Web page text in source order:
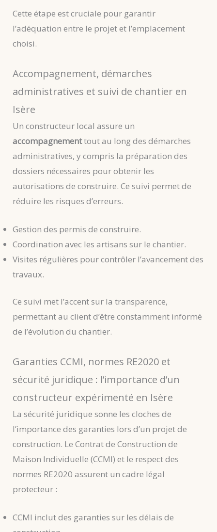
Cette étape est cruciale pour garantir
l’adéquation entre le projet et l’emplacement
choisi.
Accompagnement, démarches
administratives et suivi de chantier en
Isère
Un constructeur local assure un
accompagnementtout au long des démarches
administratives, y compris la préparation des
dossiers nécessaires pour obtenir les
autorisations de construire. Ce suivi permet de
réduire les risques d’erreurs.
Gestion des permis de construire.
Coordination avec les artisans sur le chantier.
Visites régulières pour contrôler l’avancement des
travaux.
Ce suivi met l’accent sur la transparence,
permettant au client d’être constamment informé
de l’évolution du chantier.
Garanties CCMI, normes RE2020 et
sécurité juridique : l’importance d’un
constructeur expérimenté en Isère
La sécurité juridique sonne les cloches de
l’importance des garanties lors d’un projet de
construction. Le Contrat de Construction de
Maison Individuelle (CCMI) et le respect des
normes RE2020 assurent un cadre légal
protecteur :
CCMI inclut des garanties sur les délais de